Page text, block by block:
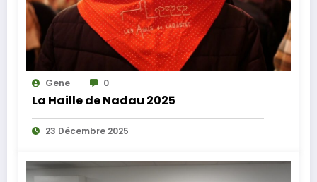
Gene 0
La Haille de Nadau 2025
23 Décembre 2025